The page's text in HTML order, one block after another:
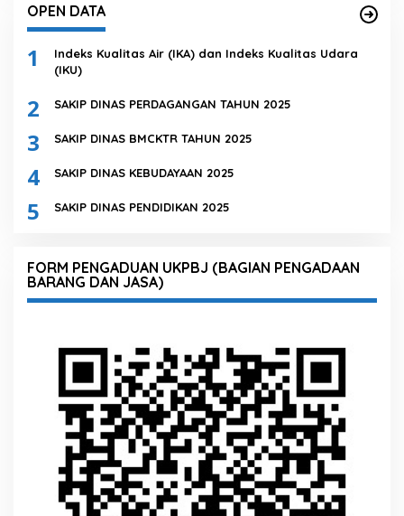
OPEN DATA
1
Indeks Kualitas Air (IKA) dan Indeks Kualitas Udara
(IKU)
2 SAKIP DINAS PERDAGANGAN TAHUN 2025
3 SAKIP DINAS BMCKTR TAHUN 2025
4 SAKIP DINAS KEBUDAYAAN 2025
5 SAKIP DINAS PENDIDIKAN 2025
FORM PENGADUAN UKPBJ (BAGIAN PENGADAAN
BARANG DAN JASA)